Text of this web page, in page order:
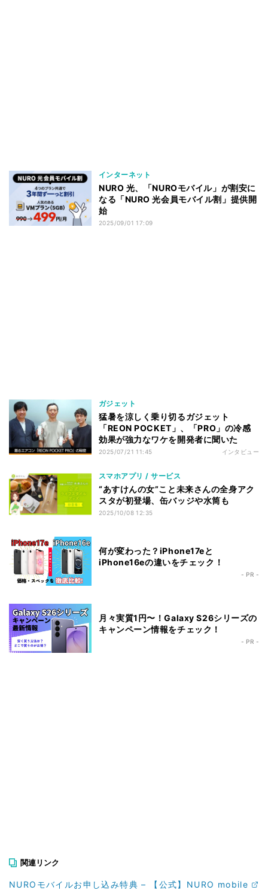
インターネット
NURO 光、「NUROモバイル」が割安に
なる「NURO 光会員モバイル割」提供開
始
2025/09/01 17:09
ガジェット
猛暑を涼しく乗り切るガジェット
「REON POCKET」、「PRO」の冷感
効果が強力なワケを開発者に聞いた
2025/07/21 11:45 インタビュー
スマホアプリ / サービス
“あすけんの女”こと未来さんの全身アク
スタが初登場、缶バッジや水筒も
2025/10/08 12:35
何が変わった？iPhone17eと
iPhone16eの違いをチェック！
- PR -
月々実質1円〜！Galaxy S26シリーズの
キャンペーン情報をチェック！
- PR -
関連リンク
NUROモバイルお申し込み特典 – 【公式】NURO mobile